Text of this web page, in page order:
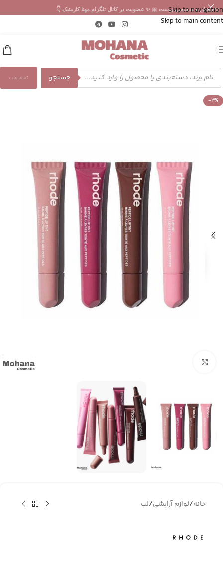
Skip to navigation
Skip to main content
✨ مشاوره تخصصی پوست 🎀 ✨ عضویت در کانال تلگرام مهنا کازمتیک 👇
جستجو تخفیفات
-3%
خانه/لوازم آرایشی/لب